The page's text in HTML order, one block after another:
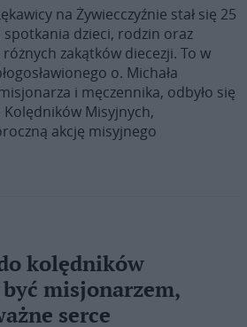
na Żywiecczyźnie stał się 25
dzieci, rodzin oraz
zakątków diecezji. To w
o. Michała
i męczennika, odbyło się
Misyjnych,
akcję misyjnego
kolędników
misjonarzem,
serce